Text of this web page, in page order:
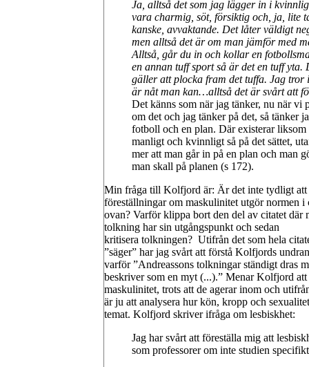
Ja, alltså det som jag lägger in i
vara charmig, söt, försiktig och, ja, lite
kanske, avvaktande. Det låter väldigt
men alltså det är om man jämför med
Alltså, går du in och kollar en
en annan tuff sport så är det en tuff yta.
gäller att plocka fram det tuffa. Jag tror
är nåt man kan…alltså det är svårt att
Det känns som när jag tänker, nu när vi
om det och jag tänker på det, så tänker
fotboll och en plan. Där existerar liksom
manligt och kvinnligt så på det sättet,
mer att man går in på en plan och man
man skall på planen (s 172).
Min fråga till Kolfjord är: Är det inte tydligt att
föreställningar om maskulinitet utgör normen i
ovan? Varför klippa bort den del av citatet där
tolkning har sin utgångspunkt och sedan
kritisera tolkningen? Utifrån det som hela
”säger” har jag svårt att förstå Kolfjords
varför ”Andreassons tolkningar ständigt dras
beskriver som en myt (...).” Menar Kolfjord
maskulinitet, trots att de agerar inom och
är ju att analysera hur kön, kropp och
temat. Kolfjord skriver ifråga om lesbiskhet:
Jag har svårt att föreställa mig att
som professorer om inte studien